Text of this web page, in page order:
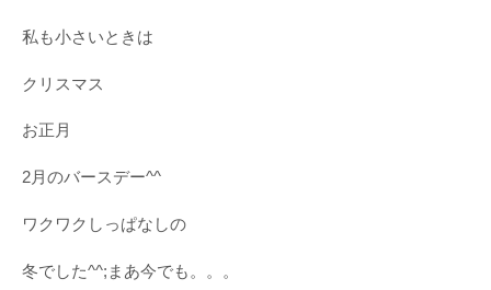
私も小さいときは
クリスマス
お正月
2月のバースデー^^
ワクワクしっぱなしの
冬でした^^;まあ今でも。。。